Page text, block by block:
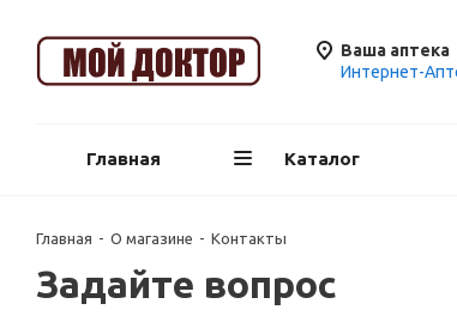
Ваша аптека
Интернет-
Главная Каталог
Главная - О магазине - Контакты
Задайте вопрос